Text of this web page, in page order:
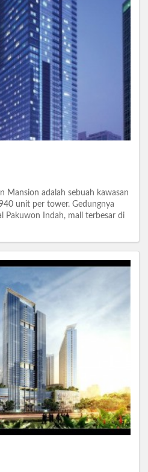
Mansion adalah sebuah kawasan
unit per tower. Gedungnya
Pakuwon Indah, mall terbesar di